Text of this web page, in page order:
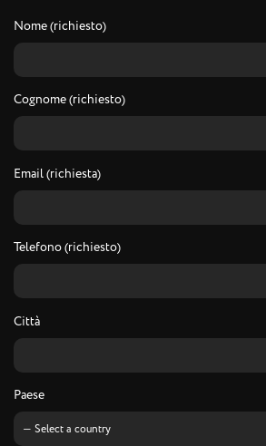
Nome (richiesto)
Cognome (richiesto)
Email (richiesta)
Telefono (richiesto)
Città
Paese